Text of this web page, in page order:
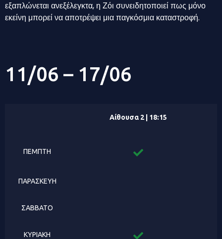
εξαπλώνεται ανεξέλεγκτα, η Ζόι συνειδητοποιεί πως μόνο
εκείνη μπορεί να αποτρέψει μια παγκόσμια καταστροφή.
11/06 – 17/06
Αίθουσα 2 | 18:15
ΠΕΜΠΤΗ
ΠΑΡΑΣΚΕΥΗ
ΣΑΒΒΑΤΟ
ΚΥΡΙΑΚΗ